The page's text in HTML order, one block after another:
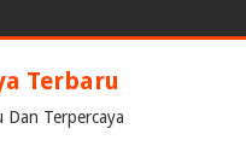
Terbaru
Dan Terpercaya